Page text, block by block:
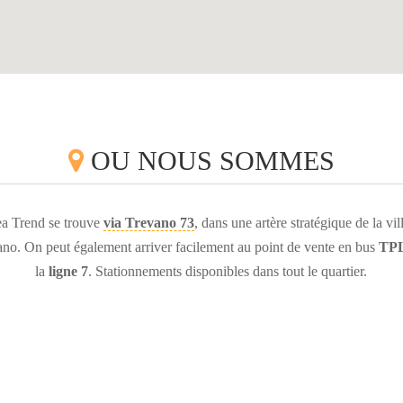
OU NOUS SOMMES
Trend se trouve via Trevano 73, dans une artère stratégique de la
On peut également arriver facilement au point de vente en bus
laligne 7. Stationnements disponibles dans tout le quartier.